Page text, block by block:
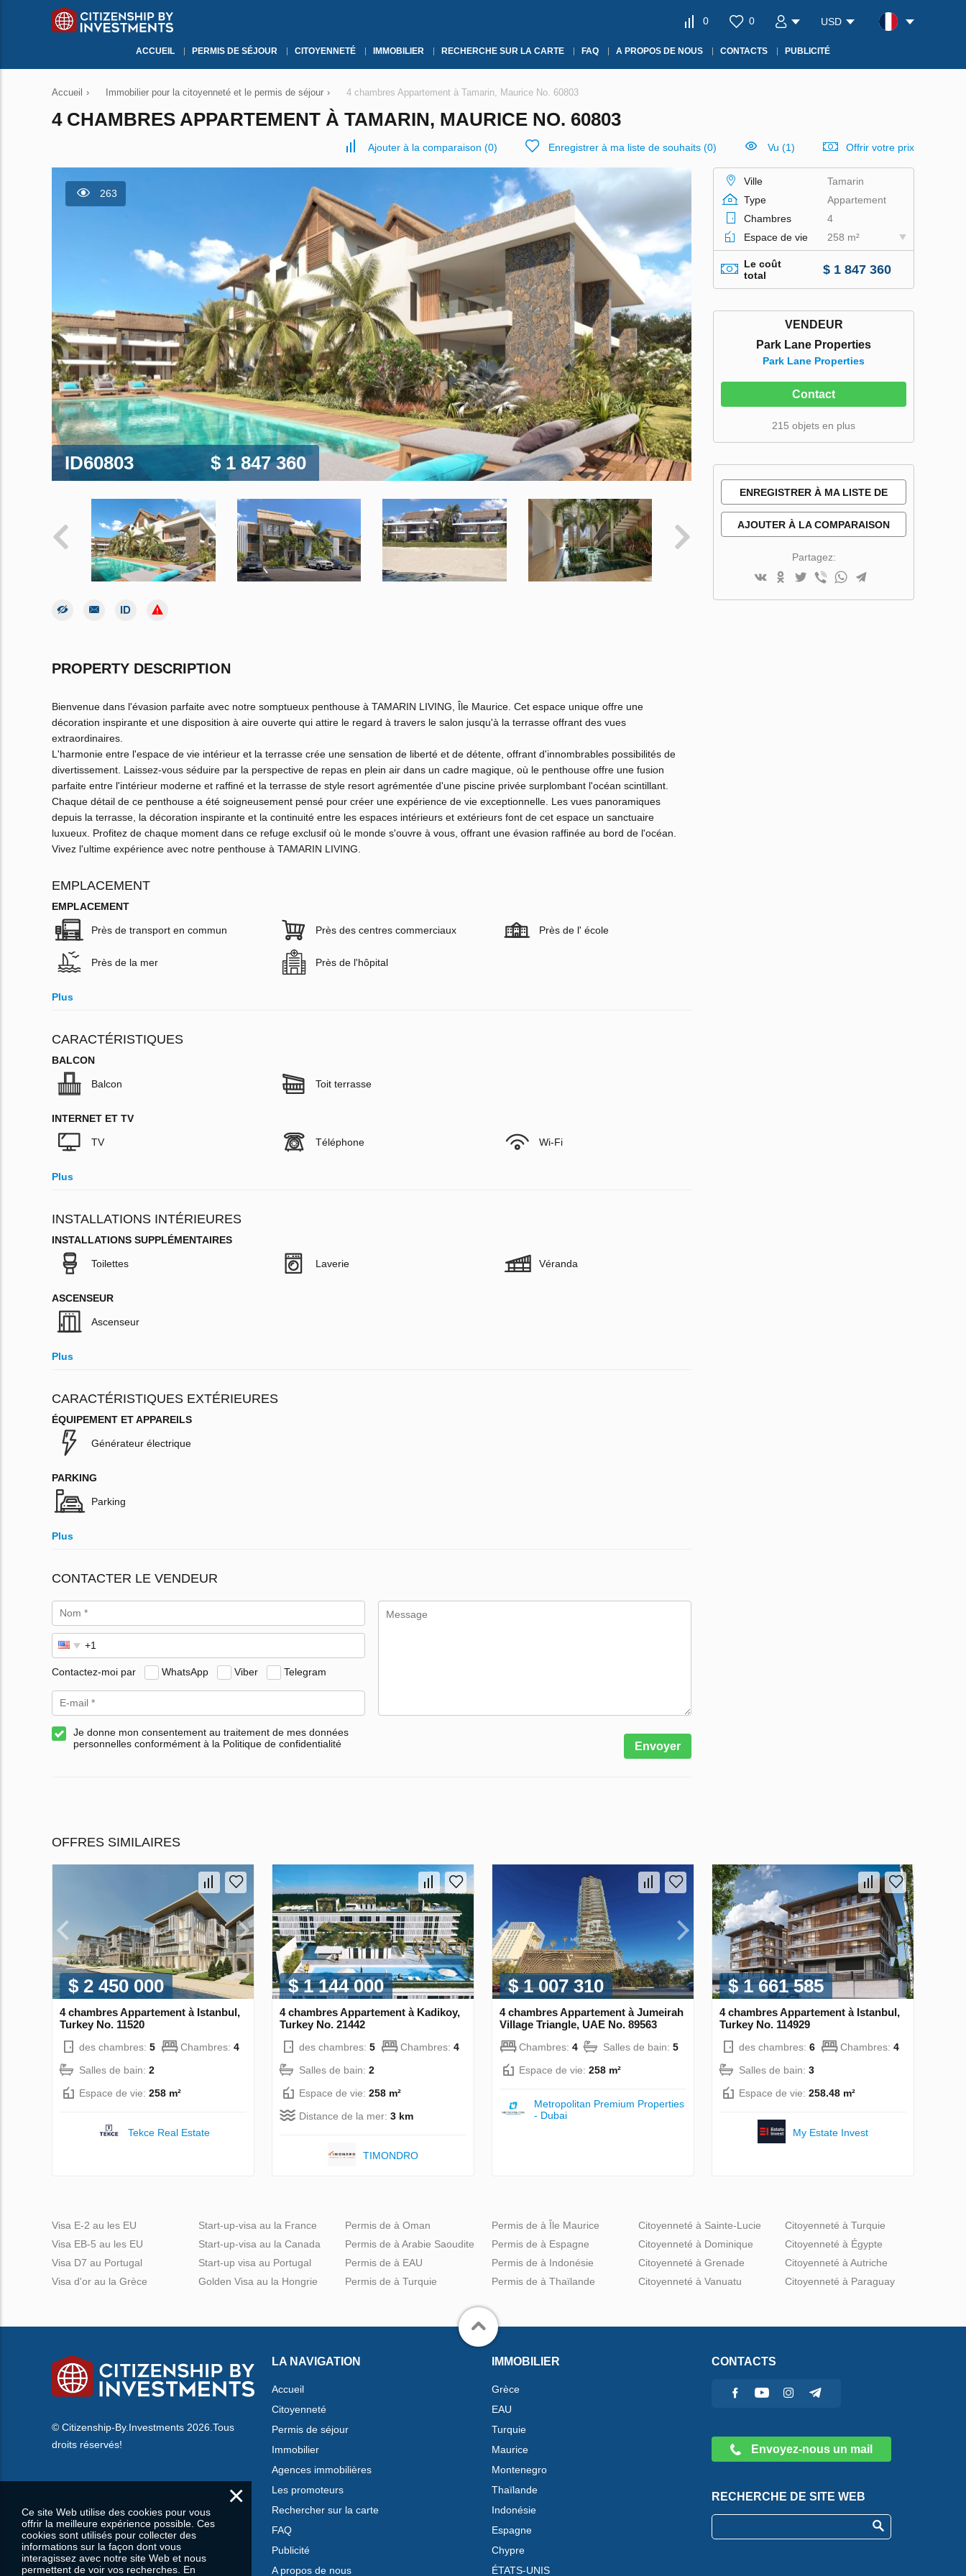
0 0 USD
ACCUEIL PERMIS DE SÉJOUR CITOYENNETÉ IMMOBILIER RECHERCHE SUR LA CARTE FAQ A PROPOS DE NOUS CONTACTS PUBLICITÉ
Accueil › Immobilier pour la citoyenneté et le permis de séjour › 4 chambres Appartement à Tamarin, Maurice No. 60803
4 CHAMBRES APPARTEMENT À TAMARIN, MAURICE NO. 60803
Ajouter à la comparaison (0) Enregistrer à ma liste de souhaits (0) Vu (1) Offrir votre prix
263
ID60803 $ 1 847 360
PROPERTY DESCRIPTION
Bienvenue dans l'évasion parfaite avec notre somptueux penthouse à TAMARIN LIVING, Île Maurice. Cet espace unique offre une
décoration inspirante et une disposition à aire ouverte qui attire le regard à travers le salon jusqu'à la terrasse offrant des vues
extraordinaires.
L'harmonie entre l'espace de vie intérieur et la terrasse crée une sensation de liberté et de détente, offrant d'innombrables possibilités de
divertissement. Laissez-vous séduire par la perspective de repas en plein air dans un cadre magique, où le penthouse offre une fusion
parfaite entre l'intérieur moderne et raffiné et la terrasse de style resort agrémentée d'une piscine privée surplombant l'océan scintillant.
Chaque détail de ce penthouse a été soigneusement pensé pour créer une expérience de vie exceptionnelle. Les vues panoramiques
depuis la terrasse, la décoration inspirante et la continuité entre les espaces intérieurs et extérieurs font de cet espace un sanctuaire
luxueux. Profitez de chaque moment dans ce refuge exclusif où le monde s'ouvre à vous, offrant une évasion raffinée au bord de l'océan.
Vivez l'ultime expérience avec notre penthouse à TAMARIN LIVING.
EMPLACEMENT
EMPLACEMENT
Près de transport en commun Près des centres commerciaux Près de l' école
Près de la mer Près de l'hôpital
Plus
CARACTÉRISTIQUES
BALCON
Balcon Toit terrasse
INTERNET ET TV
TV Téléphone Wi-Fi
Plus
INSTALLATIONS INTÉRIEURES
INSTALLATIONS SUPPLÉMENTAIRES
Toilettes Laverie Véranda
ASCENSEUR
Ascenseur
Plus
CARACTÉRISTIQUES EXTÉRIEURES
ÉQUIPEMENT ET APPAREILS
Générateur électrique
PARKING
Parking
Plus
CONTACTER LE VENDEUR
Contactez-moi par WhatsApp Viber Telegram
Je donne mon consentement au traitement de mes données
personnelles conformément à la Politique de confidentialité
Envoyer
Ville
Tamarin
Type
Appartement
Chambres
4
Espace de vie
258 m²
Le coût
total
$ 1 847 360
VENDEUR
Park Lane Properties
Park Lane Properties
Contact
215 objets en plus
ENREGISTRER À MA LISTE DE
SOUHAITS
AJOUTER À LA COMPARAISON
Partagez:
OFFRES SIMILAIRES
$ 2 450 000
4 chambres Appartement à Istanbul,
Turkey No. 11520
des chambres: 5 Chambres: 4
Salles de bain: 2
Espace de vie: 258 m²
Tekce Real Estate
$ 1 144 000
4 chambres Appartement à Kadikoy,
Turkey No. 21442
des chambres: 5 Chambres: 4
Salles de bain: 2
Espace de vie: 258 m²
Distance de la mer: 3 km
TIMONDRO
$ 1 007 310
4 chambres Appartement à Jumeirah
Village Triangle, UAE No. 89563
Chambres: 4 Salles de bain: 5
Espace de vie: 258 m²
Metropolitan Premium Properties
- Dubai
$ 1 661 585
4 chambres Appartement à Istanbul,
Turkey No. 114929
des chambres: 6 Chambres: 4
Salles de bain: 3
Espace de vie: 258.48 m²
My Estate Invest
Visa E-2 au les EU
Visa EB-5 au les EU
Visa D7 au Portugal
Visa d'or au la Grèce
Start-up-visa au la France
Start-up-visa au la Canada
Start-up visa au Portugal
Golden Visa au la Hongrie
Permis de à Oman
Permis de à Arabie Saoudite
Permis de à EAU
Permis de à Turquie
Permis de à Île Maurice
Permis de à Espagne
Permis de à Indonésie
Permis de à Thaïlande
Citoyenneté à Sainte-Lucie
Citoyenneté à Dominique
Citoyenneté à Grenade
Citoyenneté à Vanuatu
Citoyenneté à Turquie
Citoyenneté à Égypte
Citoyenneté à Autriche
Citoyenneté à Paraguay
© Citizenship-By.Investments 2026.Tous
droits réservés!
LA NAVIGATION
Accueil
Citoyenneté
Permis de séjour
Immobilier
Agences immobilières
Les promoteurs
Rechercher sur la carte
FAQ
Publicité
A propos de nous
IMMOBILIER
Grèce
EAU
Turquie
Maurice
Montenegro
Thaïlande
Indonésie
Espagne
Chypre
ÉTATS-UNIS
CONTACTS
Envoyez-nous un mail
RECHERCHE DE SITE WEB
×
Ce site Web utilise des cookies pour vous
offrir la meilleure expérience possible. Ces
cookies sont utilisés pour collecter des
informations sur la façon dont vous
interagissez avec notre site Web et nous
permettent de voir vos recherches. En